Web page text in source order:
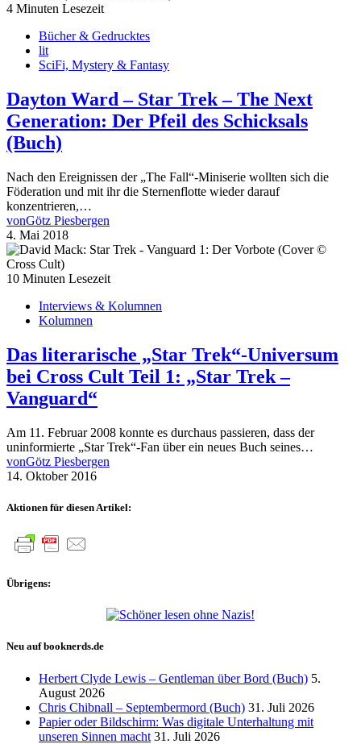
4 Minuten Lesezeit
Bücher & Gedrucktes
lit
SciFi, Mystery & Fantasy
Dayton Ward – Star Trek – The Next
Generation: Der Pfeil des Schicksals
(Buch)
Nach den Ereignissen der „The Fall“-Miniserie wollten sich die
Föderation und mit ihr die Sternenflotte wieder darauf
konzentrieren,…
vonGötz Piesbergen
4. Mai 2018
10 Minuten Lesezeit
Interviews & Kolumnen
Kolumnen
Das literarische „Star Trek“-Universum
bei Cross Cult Teil 1: „Star Trek –
Vanguard“
Am 11. Februar 2008 konnte es durchaus passieren, dass der
uninformierte „Star Trek“-Fan über ein neues Buch seines…
vonGötz Piesbergen
14. Oktober 2016
Aktionen für diesen Artikel:
Übrigens:
Neu auf booknerds.de
Herbert Clyde Lewis – Gentleman über Bord (Buch) 5.
August 2026
Chris Chibnall – Septembermord (Buch) 31. Juli 2026
Papier oder Bildschirm: Was digitale Unterhaltung mit
unseren Sinnen macht 31. Juli 2026